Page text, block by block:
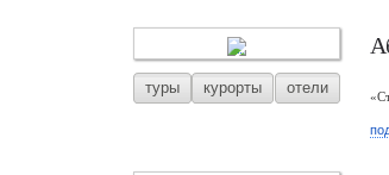
туры курорты отели